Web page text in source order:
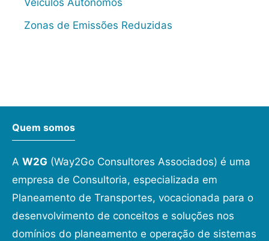
Zonas de Emissões Reduzidas
Quem somos
A W2G (Way2Go Consultores Associados) é uma
empresa de Consultoria, especializada em
Planeamento de Transportes, vocacionada para o
desenvolvimento de conceitos e soluções nos
domínios do planeamento e operação de sistemas